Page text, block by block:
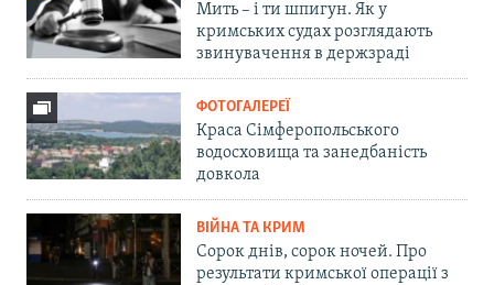
Мить – і ти шпигун. Як у
кримських судах розглядають
звинувачення в держзраді
ФОТОГАЛЕРЕЇ
Краса Сімферопольського
водосховища та занедбаність
довкола
ВІЙНА ТА КРИМ
Сорок днів, сорок ночей. Про
результати кримської операції з